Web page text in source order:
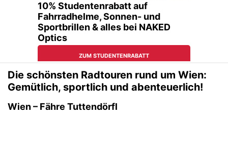
Die schönsten Radtouren rund um Wien:
Gemütlich, sportlich und abenteuerlich!
Wien – Fähre Tuttendörfl